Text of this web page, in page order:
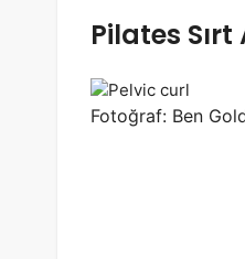
Pilates Sırt
Fotoğraf: Ben